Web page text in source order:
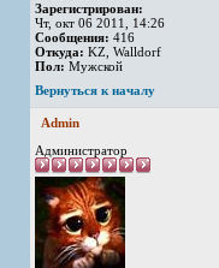
Зарегистрирован:
Чт, окт 06 2011, 14:26
Сообщения: 416
Откуда: KZ, Walldorf
Пол: Мужской
Вернуться к началу
Admin
Администратор